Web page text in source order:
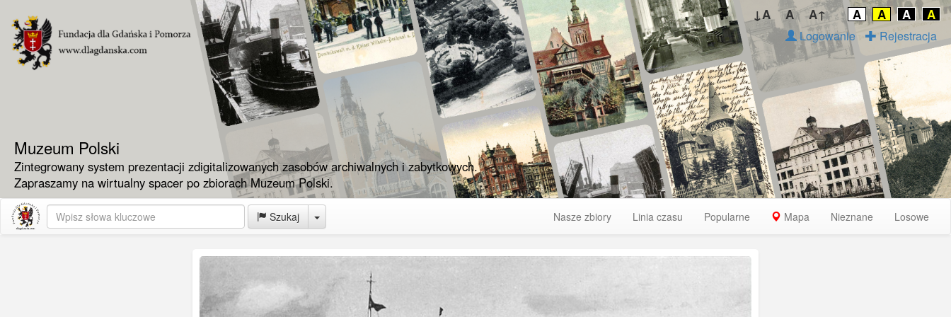
Muzeum Polski
Zintegrowany system prezentacji zdigitalizowanych zasobów archiwalnych i zabytkowych.
Zapraszamy na wirtualny spacer po zbiorach Muzeum Polski.
↓A A A↑ A A A A
Logowanie Rejestracja
Szukaj Toggle Dropdown Nasze zbiory Linia czasu Popularne Mapa Nieznane Losowe